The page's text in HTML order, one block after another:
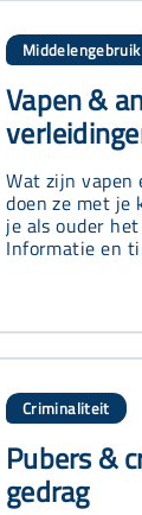
Middelengebruik
Vapen &
Wat zijn vapen
doen ze met je
je als ouder
Informatie en
Criminaliteit
Pubers &
gedrag